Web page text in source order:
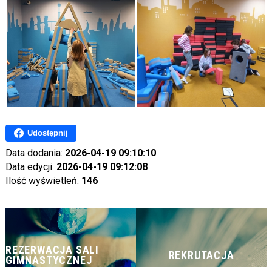
Udostępnij
Data dodania: 2026-04-19 09:10:10
Data edycji: 2026-04-19 09:12:08
Ilość wyświetleń: 146
REZERWACJA SALI
GIMNASTYCZNEJ
REKRUTACJA